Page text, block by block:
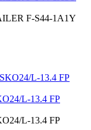
F-S44-1A1Y
L-13.4 FP
L-13.4 FP